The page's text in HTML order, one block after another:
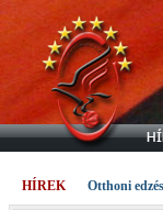
HÍREK Otthoni